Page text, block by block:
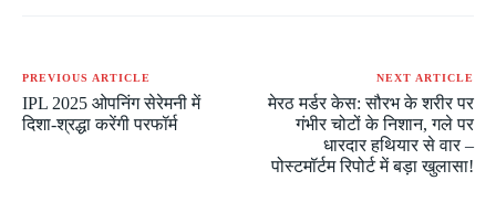
PREVIOUS ARTICLE
IPL 2025 ओपनिंग सेरेमनी में
दिशा-श्रद्धा करेंगी परफॉर्म
NEXT ARTICLE
मेरठ मर्डर केस: सौरभ के शरीर पर
गंभीर चोटों के निशान, गले पर
धारदार हथियार से वार –
पोस्टमॉर्टम रिपोर्ट में बड़ा खुलासा!